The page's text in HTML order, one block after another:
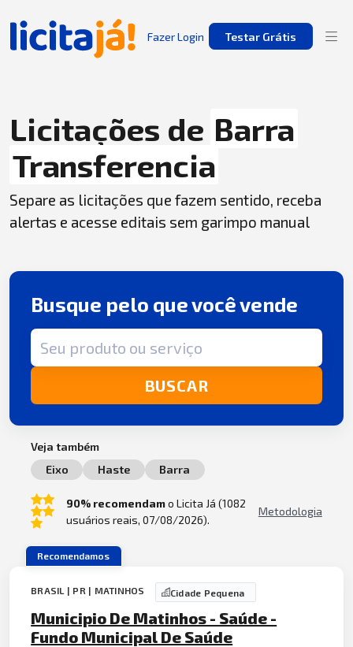
Fazer Login Testar Grátis
Licitações de Barra
Transferencia
Separe as licitações que fazem sentido, receba
alertas e acesse editais sem garimpo manual
Busque pelo que você vende
Termo de busca
BUSCAR
Veja também
Eixo
Haste Barra
90% recomendamo Licita Já (1082
usuários reais, 07/08/2026).
Metodologia
Recomendamos
BRASIL | PR | MATINHOS Cidade Pequena
Municipio De Matinhos - Saúde -
Fundo Municipal De Saúde